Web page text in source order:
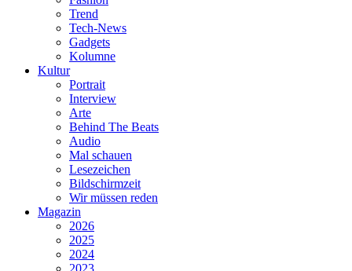
Trend
Tech-News
Gadgets
Kolumne
Kultur
Portrait
Interview
Arte
Behind The Beats
Audio
Mal schauen
Lesezeichen
Bildschirmzeit
Wir müssen reden
Magazin
2026
2025
2024
2023